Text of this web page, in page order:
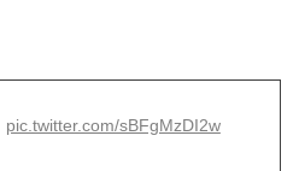
pic.twitter.com/sBFgMzDI2w